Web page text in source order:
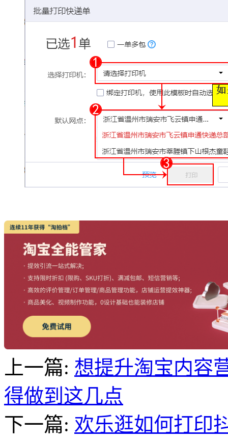
上一篇: 想提升淘宝内容
得做到这几点
下一篇: 欢乐逛如何打印